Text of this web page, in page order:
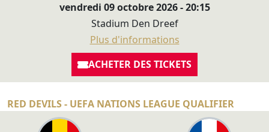
vendredi 09 octobre 2026 - 20:15
Stadium Den Dreef
Plus d'informations
ACHETER DES TICKETS
RED DEVILS - UEFA NATIONS LEAGUE QUALIFIER